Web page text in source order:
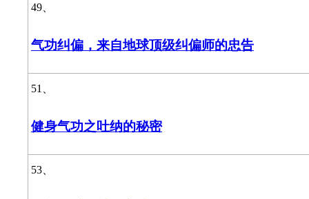
49、
气功纠偏，来自地球顶级纠偏师的忠告
51、
健身气功之吐纳的秘密
53、